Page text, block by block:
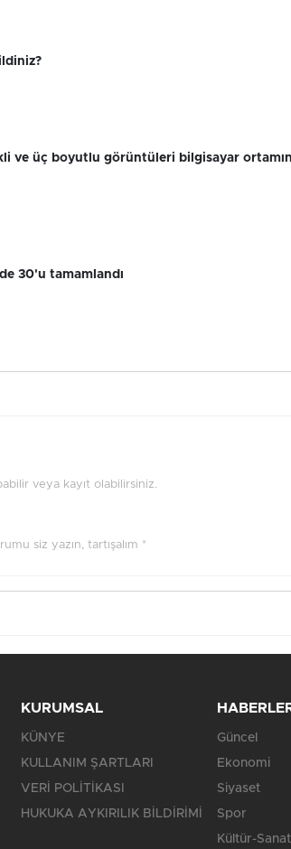
ve üç boyutlu görüntüleri bilgisayar
30'u tamamlandı
veya kayıt olabilirsiniz.
siz yazın, tartışalım *
KURUMSAL
KÜNYE
KULLANIM ŞARTLARI
VERİ POLİTİKASI
HUKUKA AYKIRILIK BİLDİRİMİ
Güncel
Ekonomi
Siyaset
Spor
Kültür-Sanat